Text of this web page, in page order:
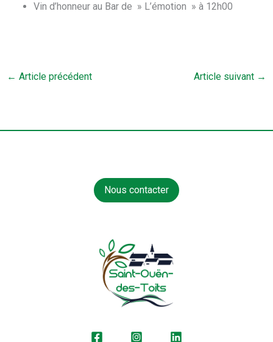
Vin d’honneur au Bar de » L’émotion » à 12h00
← Article précédent Article suivant →
Nous contacter